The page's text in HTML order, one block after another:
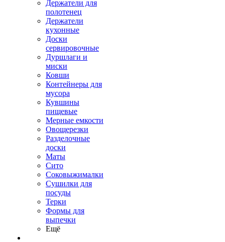
Держатели для
полотенец
Держатели
кухонные
Доски
сервировочные
Дуршлаги и
миски
Ковши
Контейнеры для
мусора
Кувшины
пищевые
Мерные емкости
Овощерезки
Разделочные
доски
Маты
Сито
Соковыжималки
Сушилки для
посуды
Терки
Формы для
выпечки
Ещё